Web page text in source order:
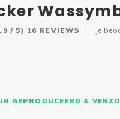
/ 5) 16 REVIEWS Je
GEPRODUCEERD &